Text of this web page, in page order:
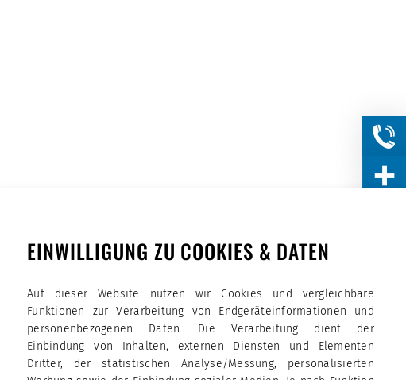
EINWILLIGUNG ZU COOKIES & DATEN
Auf dieser Website nutzen wir Cookies und vergleichbare
Funktionen zur Verarbeitung von Endgeräteinformationen und
personenbezogenen Daten. Die Verarbeitung dient der
Einbindung von Inhalten, externen Diensten und Elementen
Dritter, der statistischen Analyse/Messung, personalisierten